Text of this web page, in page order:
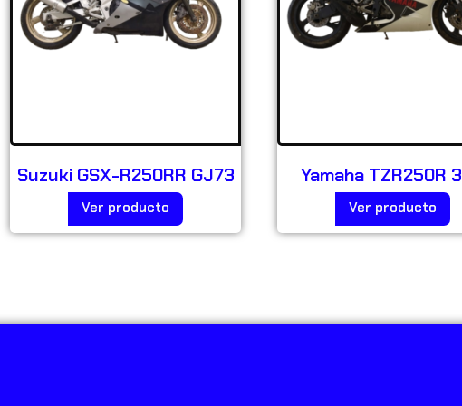
Suzuki GSX-R250RR GJ73
Ver producto
Yamaha TZR250R
Ver producto